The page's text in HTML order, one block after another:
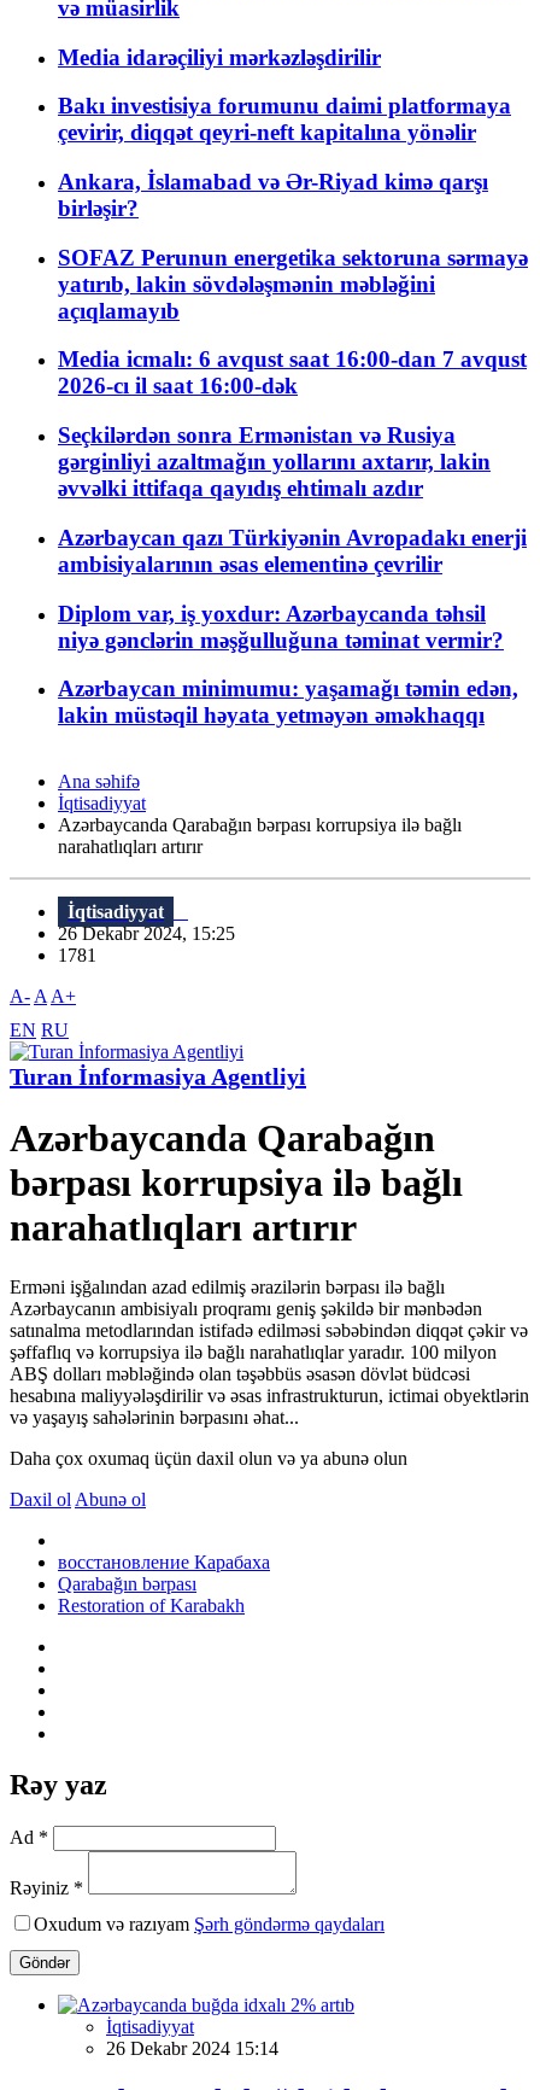
və müasirlik
Media idarəçiliyi mərkəzləşdirilir
Bakı investisiya forumunu daimi platformaya
çevirir, diqqət qeyri-neft kapitalına yönəlir
Ankara, İslamabad və Ər-Riyad kimə qarşı
birləşir?
SOFAZ Perunun energetika sektoruna sərmayə
yatırıb, lakin sövdələşmənin məbləğini
açıqlamayıb
Media icmalı: 6 avqust saat 16:00-dan 7 avqust
2026-cı il saat 16:00-dək
Seçkilərdən sonra Ermənistan və Rusiya
gərginliyi azaltmağın yollarını axtarır, lakin
əvvəlki ittifaqa qayıdış ehtimalı azdır
Azərbaycan qazı Türkiyənin Avropadakı enerji
ambisiyalarının əsas elementinə çevrilir
Diplom var, iş yoxdur: Azərbaycanda təhsil
niyə gənclərin məşğulluğuna təminat vermir?
Azərbaycan minimumu: yaşamağı təmin edən,
lakin müstəqil həyata yetməyən əməkhaqqı
Ana səhifə
İqtisadiyyat
Azərbaycanda Qarabağın bərpası korrupsiya ilə bağlı
narahatlıqları artırır
İqtisadiyyat
26 Dekabr 2024, 15:25
1781
A- A A+
EN RU
Turan İnformasiya Agentliyi
Azərbaycanda Qarabağın
bərpası korrupsiya ilə bağlı
narahatlıqları artırır
Erməni işğalından azad edilmiş ərazilərin bərpası ilə bağlı
Azərbaycanın ambisiyalı proqramı geniş şəkildə bir mənbədən
satınalma metodlarından istifadə edilməsi səbəbindən diqqət çəkir və
şəffaflıq və korrupsiya ilə bağlı narahatlıqlar yaradır. 100 milyon
ABŞ dolları məbləğində olan təşəbbüs əsasən dövlət büdcəsi
hesabına maliyyələşdirilir və əsas infrastrukturun, ictimai obyektlərin
və yaşayış sahələrinin bərpasını əhat...
Daha çox oxumaq üçün daxil olun və ya abunə olun
Daxil ol Abunə ol
восстановление Карабаха
Qarabağın bərpası
Restoration of Karabakh
Rəy yaz
Ad *
Rəyiniz *
Oxudum və razıyam Şərh göndərmə qaydaları
Göndər
İqtisadiyyat
26 Dekabr 2024 15:14